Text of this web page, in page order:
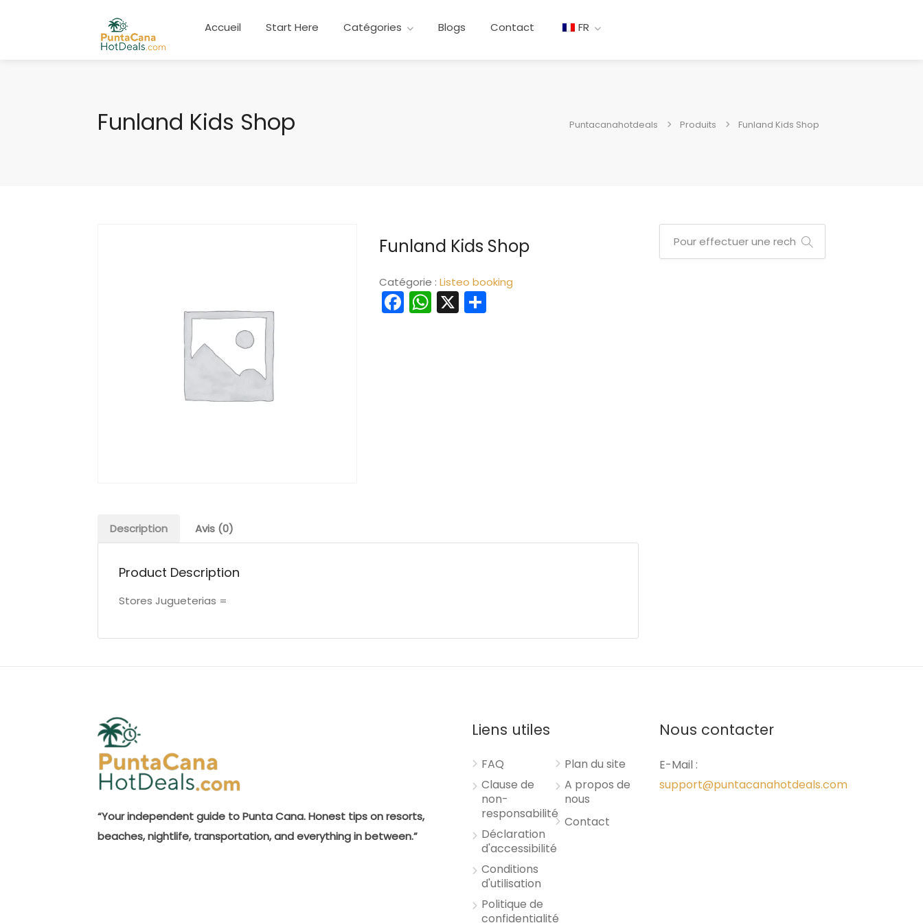
Accueil Start Here Catégories Blogs Contact FR
Funland Kids Shop Puntacanahotdeals Produits Funland Kids Shop
Funland Kids Shop
Catégorie : Listeo booking
Facebook
WhatsApp
X Partager
Description Avis (0)
Product Description
Stores Jugueterias =
“Your independent guide to Punta Cana. Honest tips on resorts,
beaches, nightlife, transportation, and everything in between.”
Liens utiles
FAQ
Clause de
non-
responsabilité
Déclaration
d'accessibilité
Conditions
d'utilisation
Politique de
confidentialité
Plan du site
A propos de
nous
Contact
Nous contacter
E-Mail :
support@puntacanahotdeals.com